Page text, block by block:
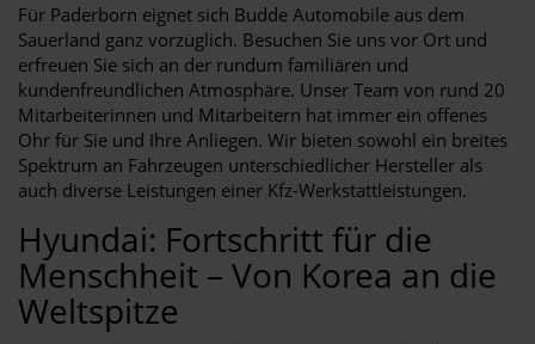
Für Paderborn eignet sich Budde Automobile aus dem
Sauerland ganz vorzüglich. Besuchen Sie uns vor Ort und
erfreuen Sie sich an der rundum familiären und
kundenfreundlichen Atmosphäre. Unser Team von rund 20
Mitarbeiterinnen und Mitarbeitern hat immer ein offenes
Ohr für Sie und Ihre Anliegen. Wir bieten sowohl ein breites
Spektrum an Fahrzeugen unterschiedlicher Hersteller als
auch diverse Leistungen einer Kfz-Werkstattleistungen.
Hyundai: Fortschritt für die
Menschheit – Von Korea an die
Weltspitze